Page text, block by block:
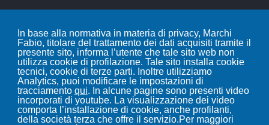
In base alla normativa in materia di privacy, Marchi
Fabio, titolare del trattamento dei dati acquisiti tramite il
presente sito, informa l’utente che tale sito web non
utilizza cookie di profilazione. Tale sito installa cookie
tecnici, cookie di terze parti. Inoltre utilizziamo
Analytics, puoi modificare le impostazioni di
tracciamento qui. In alcune pagine sono presenti video
incorporati di youtube. La visualizzazione dei video
comporta l’installazione di cookie, anche profilanti,
della società terza che offre il servizio.Per maggiori
Leggi i nostri articoli...
Blog